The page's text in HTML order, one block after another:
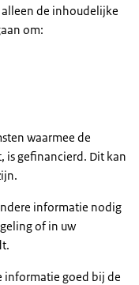
alleen de inhoudelijke
om:
waarmee de
is gefinancierd. Dit kan
informatie nodig
of in uw
informatie goed bij de